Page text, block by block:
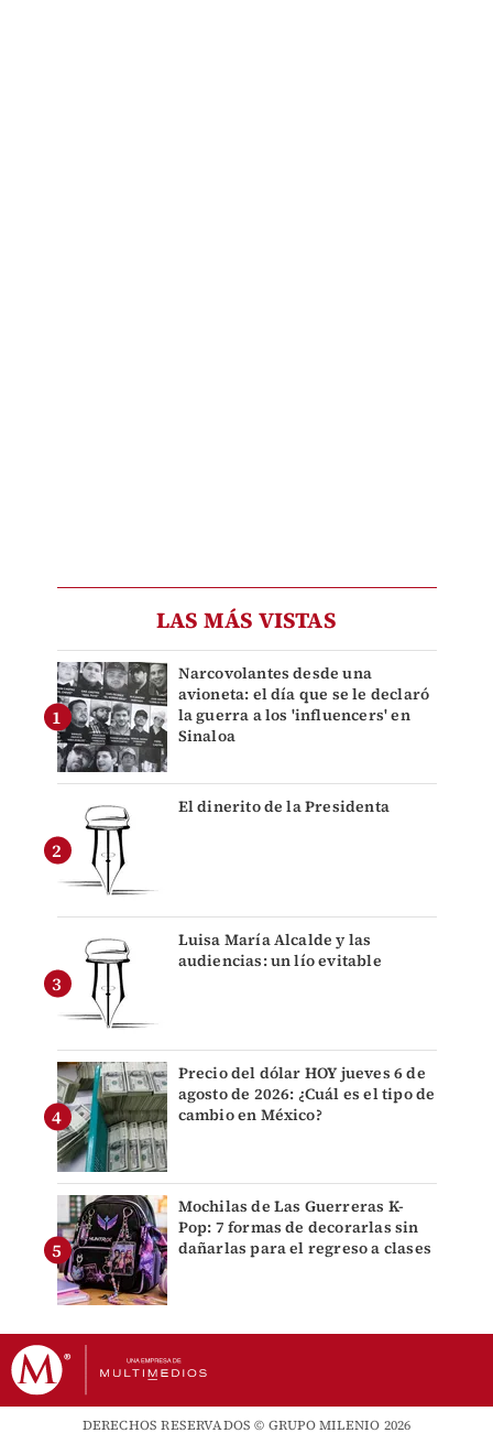
LAS MÁS VISTAS
Narcovolantes desde una
avioneta: el día que se le declaró
la guerra a los 'influencers' en
Sinaloa
El dinerito de la Presidenta
Luisa María Alcalde y las
audiencias: un lío evitable
Precio del dólar HOY jueves 6 de
agosto de 2026: ¿Cuál es el tipo de
cambio en México?
Mochilas de Las Guerreras K-
Pop: 7 formas de decorarlas sin
dañarlas para el regreso a clases
DERECHOS RESERVADOS © GRUPO MILENIO 2026